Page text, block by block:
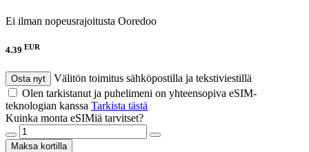
Ei ilman nopeusrajoitusta Ooredoo
4.39 EUR
Osta nyt
Välitön toimitus sähköpostilla ja tekstiviestillä
Olen tarkistanut ja puhelimeni on yhteensopiva eSIM-
teknologian kanssa Tarkista tästä
Kuinka monta eSIMiä tarvitset?
Maksa kortilla